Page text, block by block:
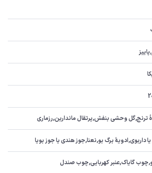
ترنج,گل وحشی بنفش,پرتقال ماندارین,رزماری
داربوی,ادویۀ برگ بو,نعنا,جوز هندی یا جوز بویا
گایاک,عنبر کهربایی,چوب صندل